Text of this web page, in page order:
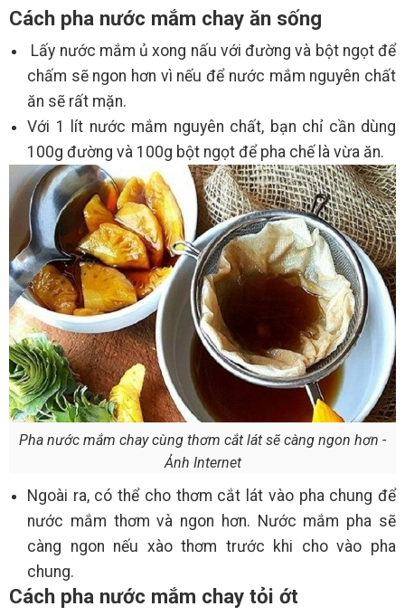
Cách pha nước mắm chay ăn sống
Lấy nước mắm ủ xong nấu với đường và bột ngọt để
chấm sẽ ngon hơn vì nếu để nước mắm nguyên chất
ăn sẽ rất mặn.
Với 1 lít nước mắm nguyên chất, bạn chỉ cần dùng
100g đường và 100g bột ngọt để pha chế là vừa ăn.
Pha nước mắm chay cùng thơm cắt lát sẽ càng ngon hơn -
Ảnh Internet
Ngoài ra, có thể cho thơm cắt lát vào pha chung để
nước mắm thơm và ngon hơn. Nước mắm pha sẽ
càng ngon nếu xào thơm trước khi cho vào pha
chung.
Cách pha nước mắm chay tỏi ớt